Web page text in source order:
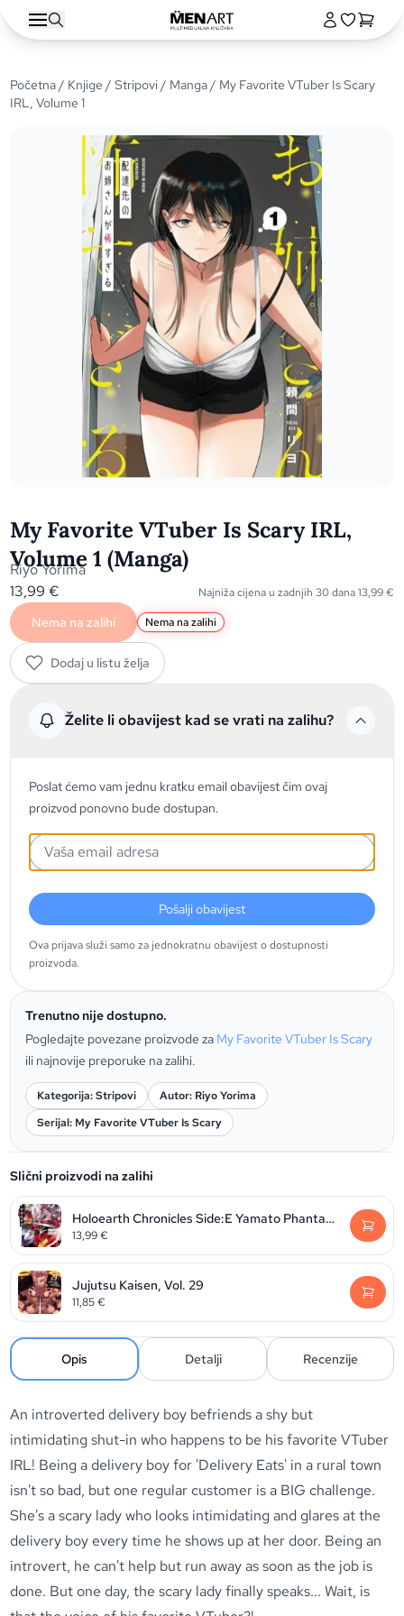
Početna/ Knjige /Stripovi/ Manga/ My Favorite VTuber Is Scary
IRL, Volume 1
My Favorite VTuber Is Scary IRL,
Volume 1 (Manga)
Riyo Yorima
13,99€ Najniža cijena u zadnjih 30 dana13,99€
Nema na zalihi Nema na zalihi
Dodaj u listu želja
Želite li obavijest kad se vrati na zalihu?
Poslat ćemo vam jednu kratku email obavijest čim ovaj
proizvod ponovno bude dostupan.
Pošalji obavijest
Ova prijava služi samo za jednokratnu obavijest o dostupnosti
proizvoda.
Trenutno nije dostupno.
Pogledajte povezane proizvode za My Favorite VTuber Is Scary
ili najnovije preporuke na zalihi.
Kategorija: Stripovi
Autor: Riyo Yorima
Serijal: My Favorite VTuber Is Scary
Slični proizvodi na zalihi
Holoearth Chronicles Side:E Yamato Phantasia, Volume 2
13,99€
Jujutsu Kaisen, Vol. 29
11,85€
Opis Detalji Recenzije
An introverted delivery boy befriends a shy but
intimidating shut-in who happens to be his favorite VTuber
IRL! Being a delivery boy for 'Delivery Eats' in a rural town
isn't so bad, but one regular customer is a BIG challenge.
She's a scary lady who looks intimidating and glares at the
delivery boy every time he shows up at her door. Being an
introvert, he can't help but run away as soon as the job is
done. But one day, the scary lady finally speaks... Wait, is